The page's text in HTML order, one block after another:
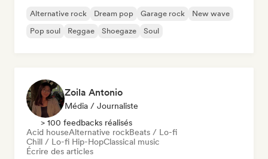
Alternative rock Dream pop Garage rock
New wave
Pop soul
Reggae Shoegaze Soul
Zoila Antonio
Média / Journaliste
> 100 feedbacks réalisés
Acid houseAlternative rockBeats / Lo-fi
Chill / Lo-fi Hip-HopClassical music
Écrire des articles